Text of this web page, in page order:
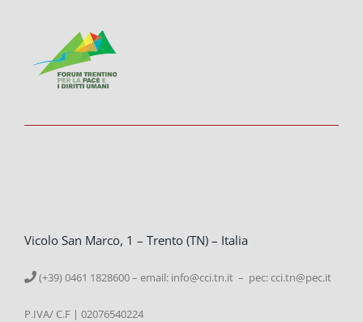
Vicolo San Marco, 1 – Trento (TN) – Italia
(+39) 0461 1828600 – email: info@cci.tn.it – pec: cci.tn@pec.it
P.IVA/ C.F | 02076540224